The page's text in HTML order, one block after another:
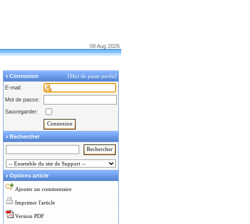
08 Aug 2026
Connexion
[Mot de passe perdu]
E-mail:
Mot de passe:
Sauvegarder:
Rechercher
Options article
Ajouter un commentaire
Imprimer l'article
Version PDF